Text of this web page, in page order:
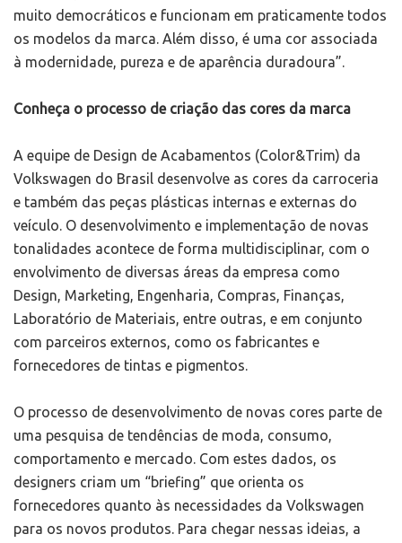
muito democráticos e funcionam em praticamente todos
os modelos da marca. Além disso, é uma cor associada
à modernidade, pureza e de aparência duradoura”.
Conheça o processo de criação das cores da marca
A equipe de Design de Acabamentos (Color&Trim) da
Volkswagen do Brasil desenvolve as cores da carroceria
e também das peças plásticas internas e externas do
veículo. O desenvolvimento e implementação de novas
tonalidades acontece de forma multidisciplinar, com o
envolvimento de diversas áreas da empresa como
Design, Marketing, Engenharia, Compras, Finanças,
Laboratório de Materiais, entre outras, e em conjunto
com parceiros externos, como os fabricantes e
fornecedores de tintas e pigmentos.
O processo de desenvolvimento de novas cores parte de
uma pesquisa de tendências de moda, consumo,
comportamento e mercado. Com estes dados, os
designers criam um “briefing” que orienta os
fornecedores quanto às necessidades da Volkswagen
para os novos produtos. Para chegar nessas ideias, a